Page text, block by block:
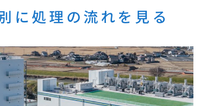
に処理の流れを見る